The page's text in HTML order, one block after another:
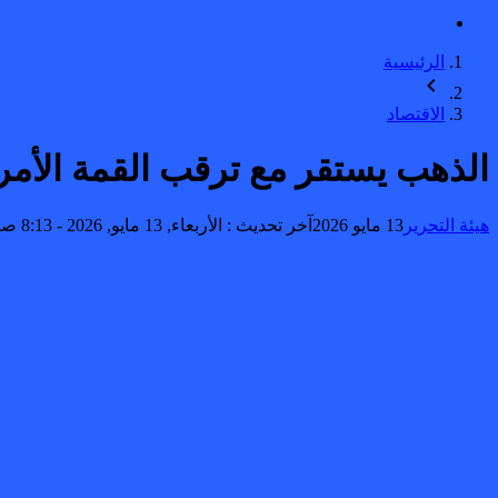
الرئيسية
الاقتصاد
الذهب يستقر مع ترقب القمة
هيئة التحرير 13 مايو 2026 آخر تحديث : الأربعاء, 13 مايو, 2026 - 8:13 صباحًا